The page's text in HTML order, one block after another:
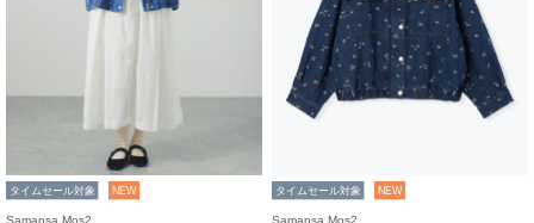
タイムセール対象 NEW
Samansa Mos2
タイムセール対象 NEW
Samansa Mos2